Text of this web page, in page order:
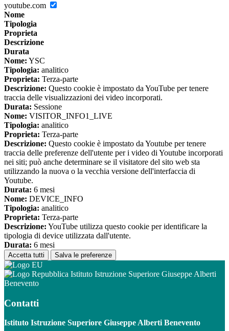
youtube.com
Nome
Tipologia
Proprieta
Descrizione
Durata
Nome: YSC
Tipologia: analitico
Proprieta: Terza-parte
Descrizione: Questo cookie è impostato da YouTube per tenere
traccia delle visualizzazioni dei video incorporati.
Durata: Sessione
Nome: VISITOR_INFO1_LIVE
Tipologia: analitico
Proprieta: Terza-parte
Descrizione: Questo cookie è impostato da Youtube per tenere
traccia delle preferenze dell'utente per i video di Youtube incorporati
nei siti; può anche determinare se il visitatore del sito web sta
utilizzando la nuova o la vecchia versione dell'interfaccia di
Youtube.
Durata: 6 mesi
Nome: DEVICE_INFO
Tipologia: analitico
Proprieta: Terza-parte
Descrizione: YouTube utilizza questo cookie per identificare la
tipologia di device utilizzata dall'utente.
Durata: 6 mesi
Accetta tutti Salva le preferenze
Istituto Istruzione Superiore Giuseppe Alberti
Benevento
Contatti
Istituto Istruzione Superiore Giuseppe Alberti Benevento